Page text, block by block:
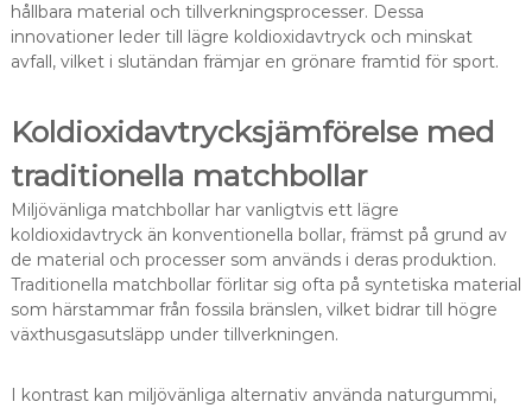
hållbara material och tillverkningsprocesser. Dessa
innovationer leder till lägre koldioxidavtryck och minskat
avfall, vilket i slutändan främjar en grönare framtid för sport.
Koldioxidavtrycksjämförelse med
traditionella matchbollar
Miljövänliga matchbollar har vanligtvis ett lägre
koldioxidavtryck än konventionella bollar, främst på grund av
de material och processer som används i deras produktion.
Traditionella matchbollar förlitar sig ofta på syntetiska material
som härstammar från fossila bränslen, vilket bidrar till högre
växthusgasutsläpp under tillverkningen.
I kontrast kan miljövänliga alternativ använda naturgummi,